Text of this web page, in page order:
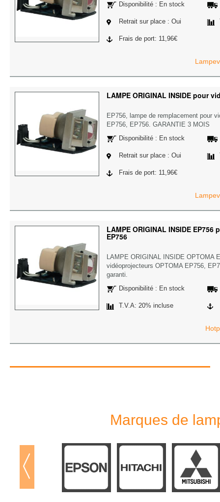
Disponibilité : En stock
Retrait sur place : Oui
Frais de port: 11,96€
LAMPE ORIGINAL INSIDE pour
EP756, lampe de remplacement pour
EP756, EP756. GARANTIE 3 MOIS
Disponibilité : En stock
Retrait sur place : Oui
Frais de port: 11,96€
LAMPE ORIGINAL INSIDE
EP756
LAMPE ORIGINAL INSIDE OPTOMA
vidéoprojecteurs OPTOMA EP756,
garanti.
Disponibilité : En stock
T.V.A: 20% incluse
Marques de